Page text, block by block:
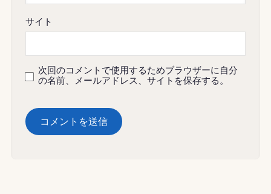
サイト
次回のコメントで使用するためブラウザーに自分
の名前、メールアドレス、サイトを保存する。